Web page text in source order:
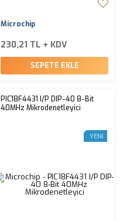
Microchip
230,21 TL + KDV
SEPETE EKLE
PIC18F4431 I/P DIP-40 8-Bit
40MHz Mikrodenetleyici
YENI